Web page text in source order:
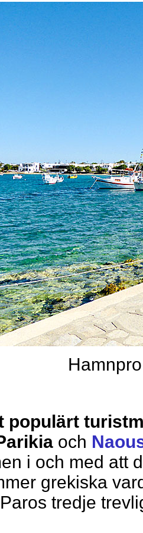
populärt
och
i och med att
grekiska
tredje